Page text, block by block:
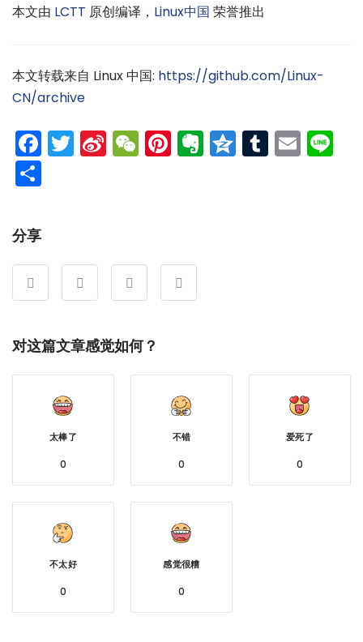
本文由 LCTT 原创编译， Linux中国 荣誉推出
本文转载来自 Linux 中国: https://github.com/Linux-
CN/archive
Facebook
Twitter
Sina
Weibo
WeChat
Pinterest
Evernote
Qzone
Tumblr
分享
对这篇文章感觉如何？
太棒了
0
不错
0
爱死了
0
不太好
0
感觉很糟
0